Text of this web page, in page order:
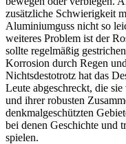
zusätzliche Schwierigkeit
Aluminiumguss nicht so
weiteres Problem ist der
sollte regelmäßig
Korrosion durch Regen
Nichtsdestotrotz hat das
Leute abgeschreckt, die
und ihrer robusten
denkmalgeschützten
bei denen Geschichte und
spielen.